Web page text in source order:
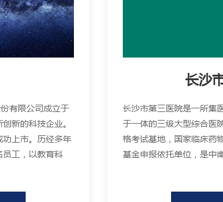
有限公司成立于
新的科技企业。
上市。历经多年
工，以教育科
长沙
长沙市第三医院是一所集
于一体的三级大型综合医
格考试基地，国家临床药
基金申报依托单位，是中